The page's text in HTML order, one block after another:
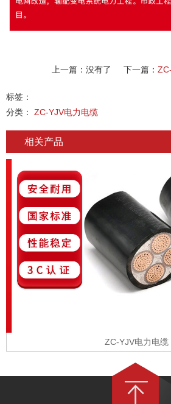
上一篇：没有了 下一篇：
标签：
分类： ZC-YJV电力电缆
相关产品
ZC-YJV电力电缆